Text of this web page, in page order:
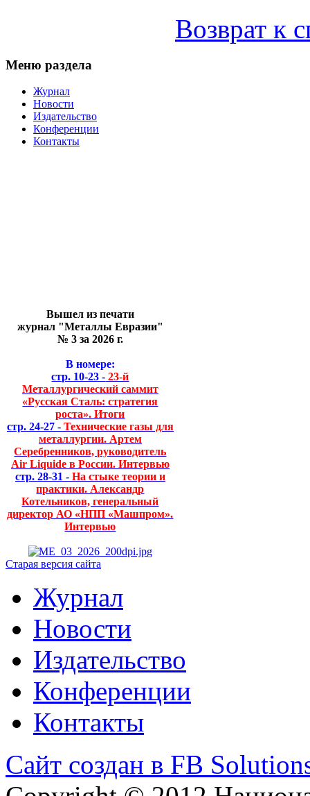
Возврат к
Меню раздела
Журнал
Новости
Издательство
Конференции
Контакты
Вышел из печати
журнал "Металлы Евразии"
№ 3 за 2026 г.
В номере:
стр. 10-23 - 23-й
Металлургический саммит
«Русская Сталь: стратегия
роста». Итоги
стр. 24-27 - Технические газы для
металлургии. Артем
Серебренников, руководитель
Air Liquide в России. Интервью
стр. 28-31 - На стыке теории и
практики. Александр
Котельников, генеральный
директор АО «НПП «Машпром».
Интервью
Старая версия сайта
Журнал
Новости
Издательство
Конференции
Контакты
Сайт создан в FB